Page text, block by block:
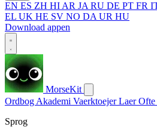
EN ES ZH HI AR JA RU DE PT FR
EL UK HE SV NO DA UR HU
Download appen
MorseKit
Ordbog Akademi VaerktoejerLaerOfte
Sprog